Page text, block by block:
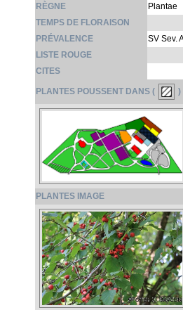
RÈGNE
Plantae
TEMPS DE FLORAISON
PRÉVALENCE
SV Sev.
LISTE ROUGE
CITES
PLANTES POUSSENT DANS ( )
PLANTES IMAGE